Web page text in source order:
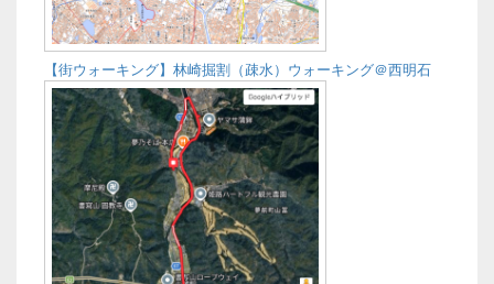
【街ウォーキング】林崎掘割（疎水）ウォーキング＠西明石